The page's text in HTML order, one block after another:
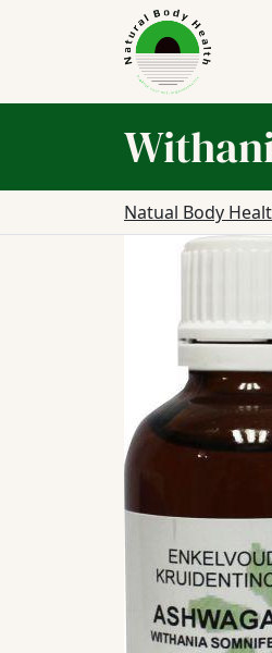
Natual Body